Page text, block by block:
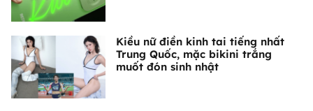
Kiều nữ điền kinh tai tiếng nhất
Trung Quốc, mặc bikini trắng
muốt đón sinh nhật